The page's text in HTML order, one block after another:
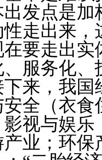
发点是
性走出来
走出实
服务化
来，我
安全（衣
视与娱
业；环